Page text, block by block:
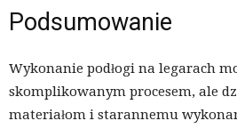
Podsumowanie
Wykonanie podłogi na legarach
skomplikowanym procesem, ale
materiałom i starannemu